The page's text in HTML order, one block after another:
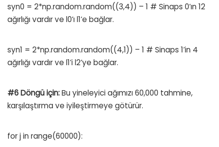
syn0 = 2*np.random.random((3,4)) – 1 # Sinaps 0’ın 12
ağırlığı vardır ve l0’ı l1’e bağlar.
syn1 = 2*np.random.random((4,1)) – 1 # Sinaps 1’in 4
ağırlığı vardır ve l1’i l2’ye bağlar.
#6 Döngü için:Bu yineleyici ağımızı 60,000 tahmine,
karşılaştırma ve iyileştirmeye götürür.
for j in range(60000):